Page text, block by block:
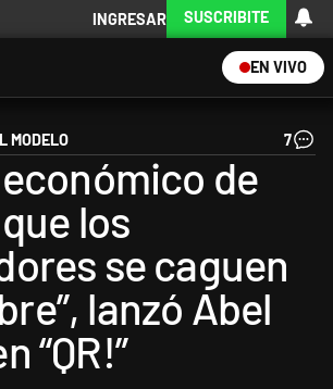
INGRESAR SUSCRIBITE
EN VIVO
MODELO 7
económico de
los
se caguen
lanzó Abel
“QR!”